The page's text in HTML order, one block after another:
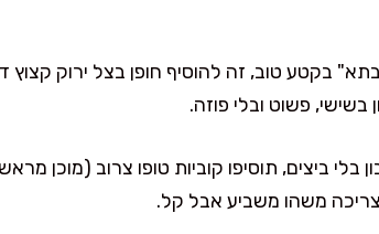
בקטע טוב, זה להוסיף חופן בצל ירוק קצוץ
פשוט ובלי פוזה.
ביצים, תוסיפו קוביות טופו צרוב (מוכן
משהו משביע אבל קל.